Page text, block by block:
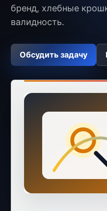
бренд, хлебные
валидность.
Обсудить задачу